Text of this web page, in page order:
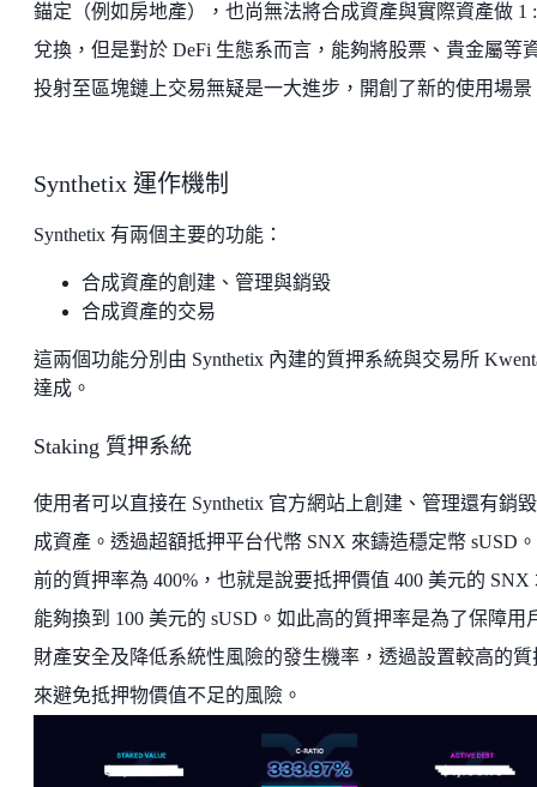
錨定（例如房地產），也尚無法將合成資產與實際資產做 1
兌換，但是對於 DeFi 生態系而言，能夠將股票、貴金屬等
投射至區塊鏈上交易無疑是一大進步，開創了新的使用場景
Synthetix 運作機制
Synthetix 有兩個主要的功能：
合成資產的創建、管理與銷毀
合成資產的交易
這兩個功能分別由 Synthetix 內建的質押系統與交易所
達成。
Staking 質押系統
使用者可以直接在 Synthetix 官方網站上創建、管理還有銷
成資產。透過超額抵押平台代幣 SNX 來鑄造穩定幣 sUSD
前的質押率為 400%，也就是說要抵押價值 400 美元的 SNX
能夠換到 100 美元的 sUSD。如此高的質押率是為了保障用
財產安全及降低系統性風險的發生機率，透過設置較高的質
來避免抵押物價值不足的風險。